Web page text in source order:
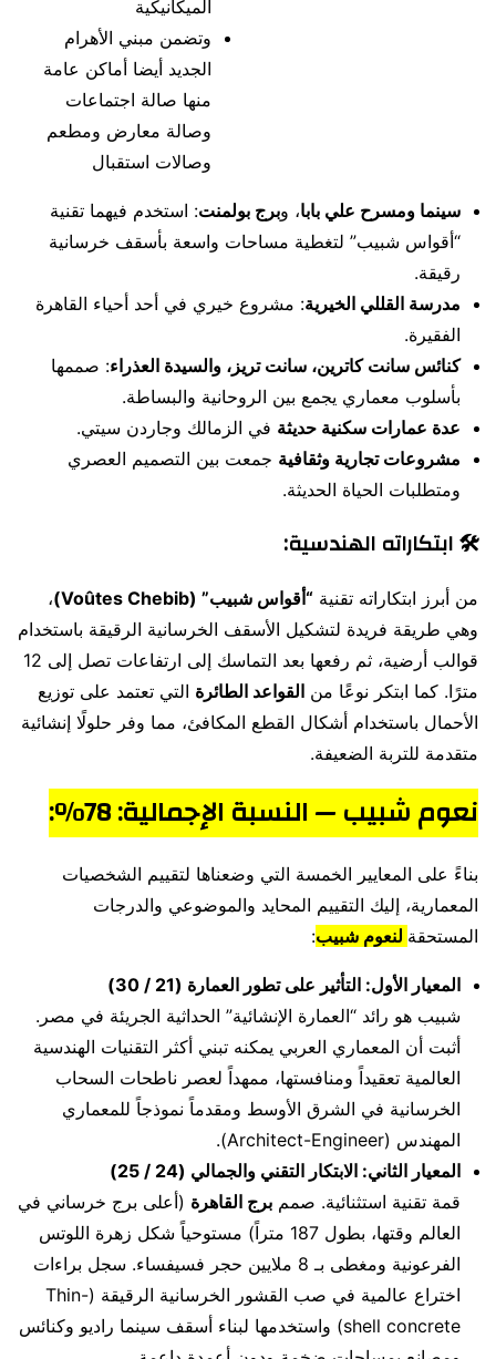
الميكانيكية
وتضمن مبني الأهرام
الجديد أيضا أماكن عامة
منها صالة اجتماعات
وصالة معارض ومطعم
وصالات استقبال
سينما ومسرح علي بابا، وبرج بولمنت: استخدم فيهما تقنية
“أقواس شبيب” لتغطية مساحات واسعة بأسقف خرسانية
رقيقة.
مدرسة القللي الخيرية: مشروع خيري في أحد أحياء القاهرة
الفقيرة.
كنائس سانت كاترين، سانت تريز، والسيدة العذراء: صممها
بأسلوب معماري يجمع بين الروحانية والبساطة.
عدة عمارات سكنية حديثة في الزمالك وجاردن سيتي.
مشروعات تجارية وثقافية جمعت بين التصميم العصري
ومتطلبات الحياة الحديثة.
🛠️ابتكاراته الهندسية:
من أبرز ابتكاراته تقنية “أقواس شبيب” (Voûtes Chebib)
،
وهي طريقة فريدة لتشكيل الأسقف الخرسانية الرقيقة باستخدام
قوالب أرضية، ثم رفعها بعد التماسك إلى ارتفاعات تصل إلى 12
مترًا. كما ابتكر نوعًا من القواعد الطائرة التي تعتمد على توزيع
الأحمال باستخدام أشكال القطع المكافئ، مما وفر حلولًا إنشائية
متقدمة للتربة الضعيفة.
نعوم شبيب — النسبة الإجمالية: 78%:
بناءً على المعايير الخمسة التي وضعناها لتقييم الشخصيات
المعمارية، إليك التقييم المحايد والموضوعي والدرجات
المستحقة لنعوم شبيب:
المعيار الأول: التأثير على تطور العمارة (21 / 30)
شبيب هو رائد “العمارة الإنشائية” الحداثية الجريئة في مصر.
أثبت أن المعماري العربي يمكنه تبني أكثر التقنيات الهندسية
العالمية تعقيداً ومنافستها، ممهداً لعصر ناطحات السحاب
الخرسانية في الشرق الأوسط ومقدماً نموذجاً للمعماري
المهندس (Architect-Engineer).
المعيار الثاني: الابتكار التقني والجمالي (24 / 25)
قمة تقنية استثنائية. صمم برج القاهرة (أعلى برج خرساني في
العالم وقتها، بطول 187 متراً) مستوحياً شكل زهرة اللوتس
الفرعونية ومغطى بـ 8 ملايين حجر فسيفساء. سجل براءات
اختراع عالمية في صب القشور الخرسانية الرقيقة (Thin-
shell concrete) واستخدمها لبناء أسقف سينما راديو وكنائس